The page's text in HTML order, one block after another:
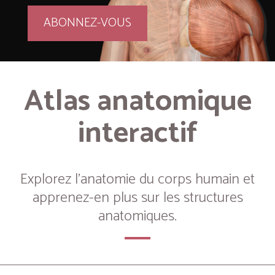
ABONNEZ-VOUS
Atlas anatomique
interactif
Explorez l’anatomie du corps humain et
apprenez-en plus sur les structures
anatomiques.